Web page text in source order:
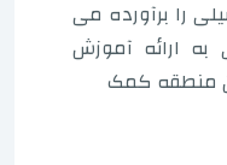
را برآورده می
ارائه آموزش
منطقه کمک